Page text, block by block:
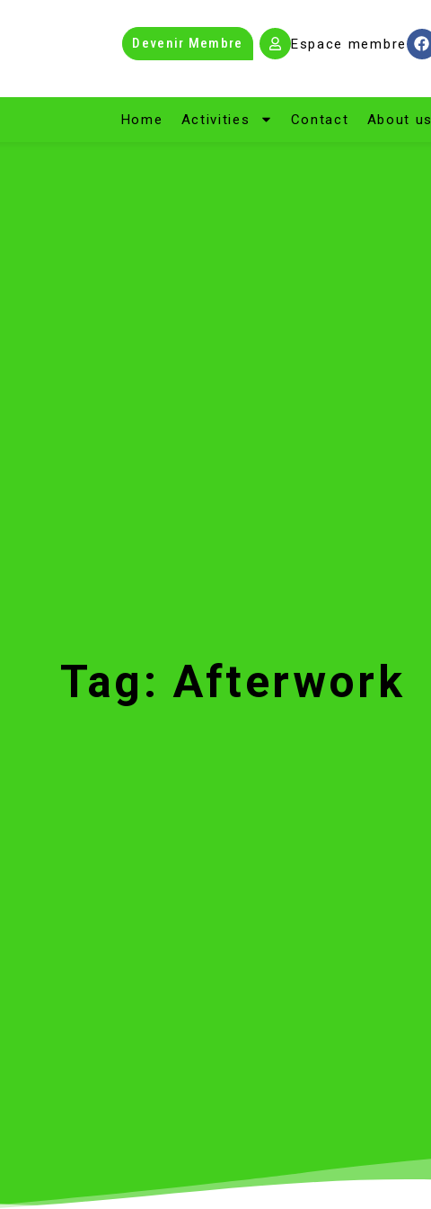
Devenir Membre Espace membre
Home Activities Contact About us
Tag: Afterwork